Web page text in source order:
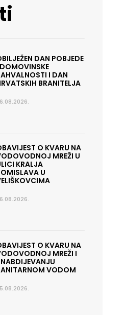
DAN POBJEDE
I DAN
BRANITELJA
O KVARU NA
MREŽI U
KRALJA
U
O KVARU NA
MREŽI I
VODOM